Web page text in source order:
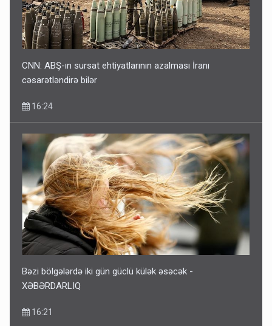
CNN: ABŞ-ın sursat ehtiyatlarının azalması İranı
cəsarətləndirə bilər
16:24
Bəzi bölgələrdə iki gün güclü külək əsəcək -
XƏBƏRDARLIQ
16:21